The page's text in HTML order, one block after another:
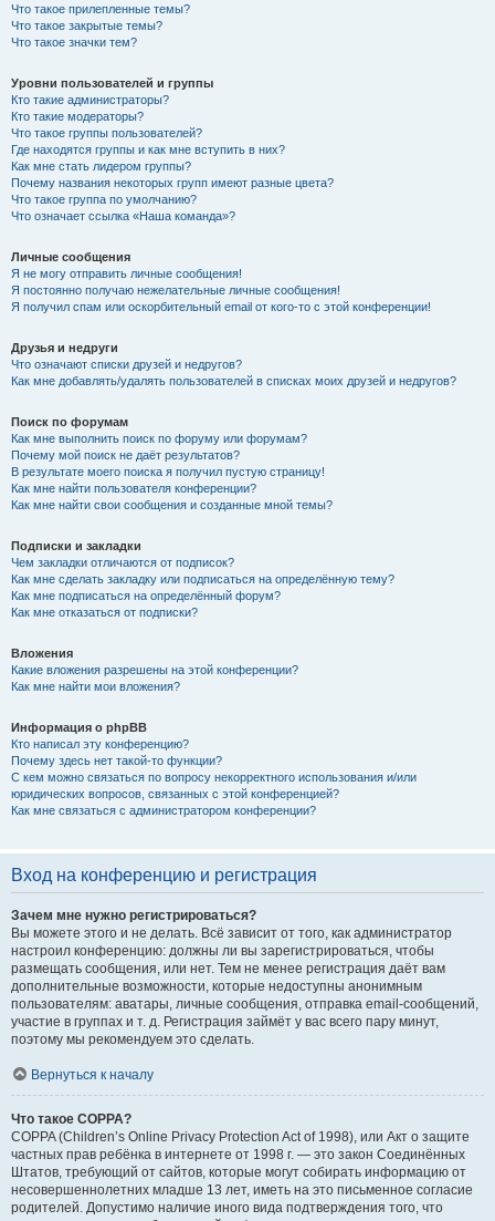
Что такое прилепленные темы?
Что такое закрытые темы?
Что такое значки тем?
Уровни пользователей и группы
Кто такие администраторы?
Кто такие модераторы?
Что такое группы пользователей?
Где находятся группы и как мне вступить в них?
Как мне стать лидером группы?
Почему названия некоторых групп имеют разные цвета?
Что такое группа по умолчанию?
Что означает ссылка «Наша команда»?
Личные сообщения
Я не могу отправить личные сообщения!
Я постоянно получаю нежелательные личные сообщения!
Я получил спам или оскорбительный email от кого-то с этой конференции!
Друзья и недруги
Что означают списки друзей и недругов?
Как мне добавлять/удалять пользователей в списках моих друзей и недругов?
Поиск по форумам
Как мне выполнить поиск по форуму или форумам?
Почему мой поиск не даёт результатов?
В результате моего поиска я получил пустую страницу!
Как мне найти пользователя конференции?
Как мне найти свои сообщения и созданные мной темы?
Подписки и закладки
Чем закладки отличаются от подписок?
Как мне сделать закладку или подписаться на определённую тему?
Как мне подписаться на определённый форум?
Как мне отказаться от подписки?
Вложения
Какие вложения разрешены на этой конференции?
Как мне найти мои вложения?
Информация о phpBB
Кто написал эту конференцию?
Почему здесь нет такой-то функции?
С кем можно связаться по вопросу некорректного использования и/или
юридических вопросов, связанных с этой конференцией?
Как мне связаться с администратором конференции?
Вход на конференцию и регистрация
Зачем мне нужно регистрироваться?
Вы можете этого и не делать. Всё зависит от того, как администратор
настроил конференцию: должны ли вы зарегистрироваться, чтобы
размещать сообщения, или нет. Тем не менее регистрация даёт вам
дополнительные возможности, которые недоступны анонимным
пользователям: аватары, личные сообщения, отправка email-сообщений,
участие в группах и т. д. Регистрация займёт у вас всего пару минут,
поэтому мы рекомендуем это сделать.
Вернуться к началу
Что такое COPPA?
COPPA (Children’s Online Privacy Protection Act of 1998), или Акт о защите
частных прав ребёнка в интернете от 1998 г. — это закон Соединённых
Штатов, требующий от сайтов, которые могут собирать информацию от
несовершеннолетних младше 13 лет, иметь на это письменное согласие
родителей. Допустимо наличие иного вида подтверждения того, что